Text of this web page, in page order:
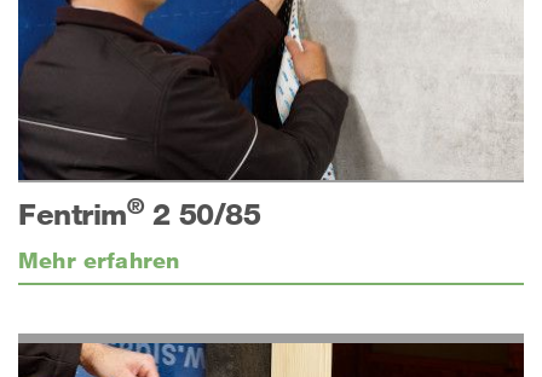
Fentrim®2 50/85
Mehr erfahren